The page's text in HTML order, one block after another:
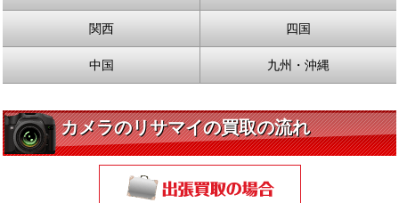
関西 四国
中国 九州・沖縄